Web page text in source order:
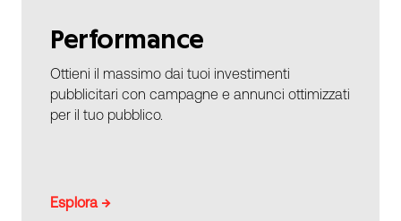
Performance
Ottieni il massimo dai tuoi investimenti
pubblicitari con campagne e annunci ottimizzati
per il tuo pubblico.
Esplora →